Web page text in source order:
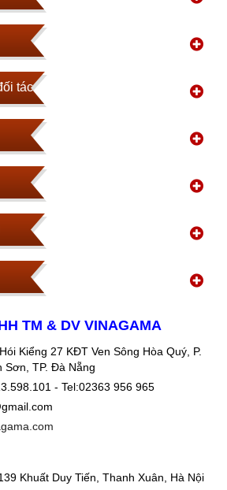
tác
TM & DV VINAGAMA
Kiểng 27 KĐT Ven Sông Hòa Quý, P.
Sơn, TP. Đà Nẵng
- Tel:02363 956 965
Khuất Duy Tiến, Thanh Xuân, Hà Nội